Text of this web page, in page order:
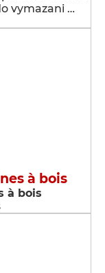
vymazani …
à bois
à bois